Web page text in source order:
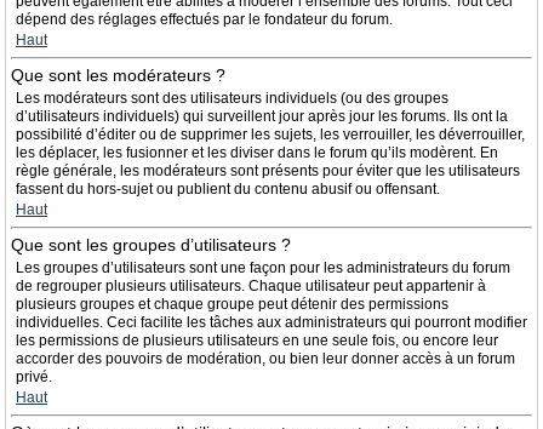
dépend des réglages effectués par le fondateur du forum.
Haut
Que sont les modérateurs ?
Les modérateurs sont des utilisateurs individuels (ou des groupes
d’utilisateurs individuels) qui surveillent jour après jour les forums. Ils ont la
possibilité d’éditer ou de supprimer les sujets, les verrouiller, les déverrouiller,
les déplacer, les fusionner et les diviser dans le forum qu’ils modèrent. En
règle générale, les modérateurs sont présents pour éviter que les utilisateurs
fassent du hors-sujet ou publient du contenu abusif ou offensant.
Haut
Que sont les groupes d’utilisateurs ?
Les groupes d’utilisateurs sont une façon pour les administrateurs du forum
de regrouper plusieurs utilisateurs. Chaque utilisateur peut appartenir à
plusieurs groupes et chaque groupe peut détenir des permissions
individuelles. Ceci facilite les tâches aux administrateurs qui pourront modifier
les permissions de plusieurs utilisateurs en une seule fois, ou encore leur
accorder des pouvoirs de modération, ou bien leur donner accès à un forum
privé.
Haut